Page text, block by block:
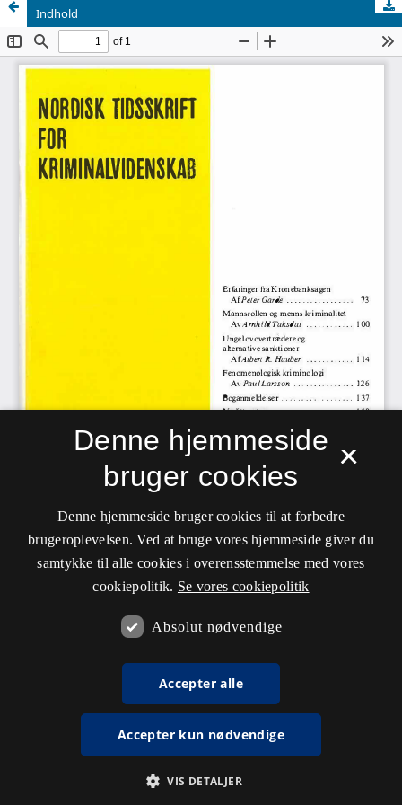
Indhold
×
Denne hjemmeside
bruger cookies
Denne hjemmeside bruger cookies til at forbedre
brugeroplevelsen. Ved at bruge vores hjemmeside giver du
samtykke til alle cookies i overensstemmelse med vores
cookiepolitik. Se vores cookiepolitik
Absolut nødvendige
Accepter alle
Accepter kun nødvendige
VIS DETALJER